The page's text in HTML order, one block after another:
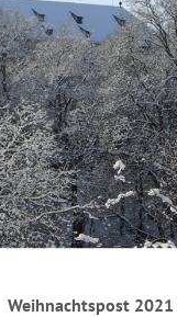
Weihnachtspost 2021